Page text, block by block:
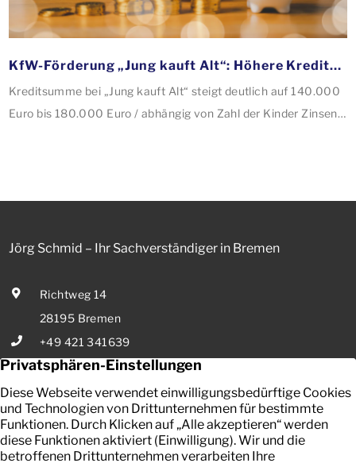
KfW-Förderung „Jung kauft Alt“: Höhere Kredite ab August 2026
Kreditsumme bei „Jung kauft Alt“ steigt deutlich auf 140.000
Euro bis 180.000 Euro / abhängig von Zahl der Kinder Zinsen
energetischer Sanierung binnen 54 Monaten nach
Jörg Schmid – Ihr Sachverständiger in Bremen
Richtweg 14
28195 Bremen
+49 421 341639
E-Mail senden
Ihr zuverlässiger Partner in Bremen für die Bewertung von
bebauten und unbebauten Grundstücken, Mieten und Pachten.